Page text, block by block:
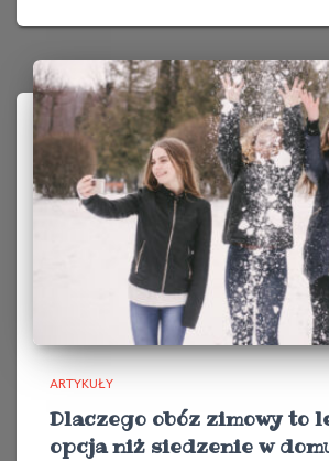
ARTYKUŁY
Dlaczego obóz zimowy to
opcja niż siedzenie w